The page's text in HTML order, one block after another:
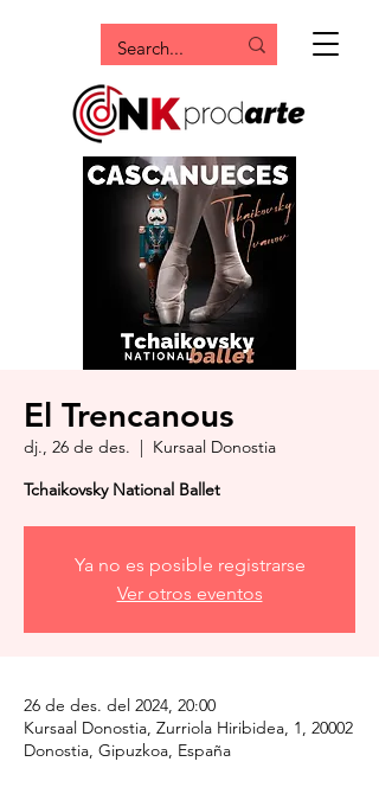
El Trencanous
dj., 26 de des.
  |
Kursaal Donostia
Tchaikovsky National Ballet
Ya no es posible registrarse
Ver otros eventos
26 de des. del 2024, 20:00
Kursaal Donostia, Zurriola Hiribidea, 1, 20002
Donostia, Gipuzkoa, España